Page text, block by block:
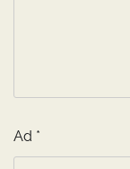
Ad *